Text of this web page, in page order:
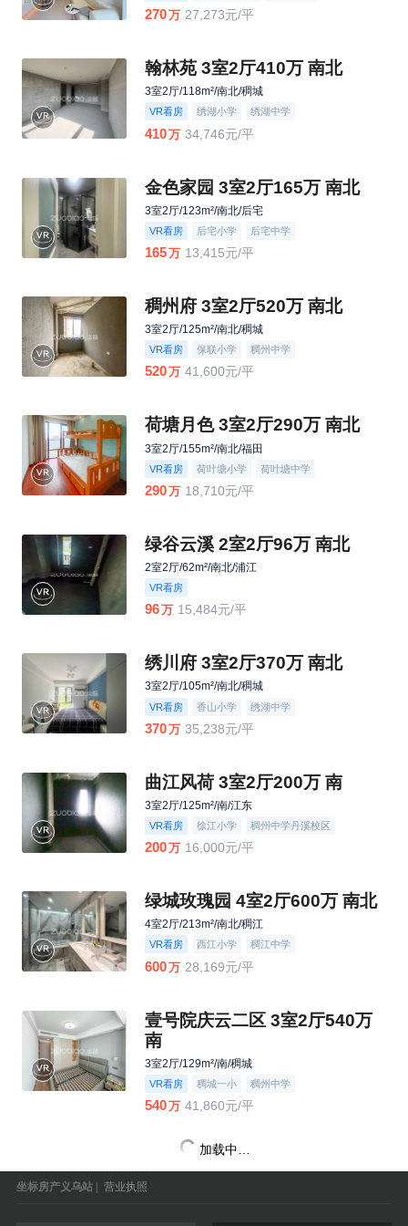
270万 27,273元/平
翰林苑 3室2厅410万 南北
3室2厅/118m²/南北/稠城
VR看房 绣湖小学 绣湖中学
410万 34,746元/平
金色家园 3室2厅165万 南北
3室2厅/123m²/南北/后宅
VR看房 后宅小学 后宅中学
165万 13,415元/平
稠州府 3室2厅520万 南北
3室2厅/125m²/南北/稠城
VR看房 保联小学 稠州中学
520万 41,600元/平
荷塘月色 3室2厅290万 南北
3室2厅/155m²/南北/福田
VR看房 荷叶塘小学 荷叶塘中学
290万 18,710元/平
绿谷云溪 2室2厅96万 南北
2室2厅/62m²/南北/浦江
VR看房
96万 15,484元/平
绣川府 3室2厅370万 南北
3室2厅/105m²/南北/稠城
VR看房 香山小学 绣湖中学
370万 35,238元/平
曲江风荷 3室2厅200万 南
3室2厅/125m²/南/江东
VR看房 徐江小学 稠州中学丹溪校区
200万 16,000元/平
绿城玫瑰园 4室2厅600万 南北
4室2厅/213m²/南北/稠江
VR看房 西江小学 稠江中学
600万 28,169元/平
壹号院庆云二区 3室2厅540万
南
3室2厅/129m²/南/稠城
VR看房 稠城一小 稠州中学
540万 41,860元/平
加载中…